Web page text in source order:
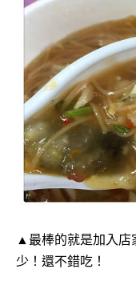
▲最棒的就是加入店
少！還不錯吃！